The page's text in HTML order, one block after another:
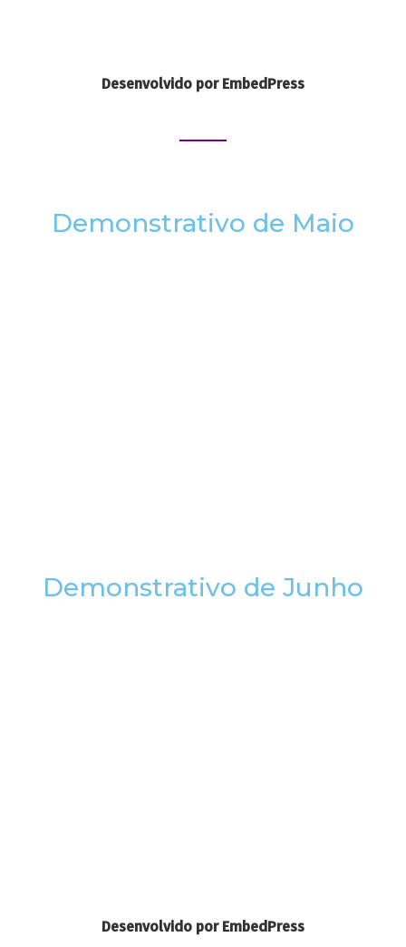
Desenvolvido por EmbedPress
Demonstrativo de Maio
Demonstrativo de Junho
Desenvolvido por EmbedPress